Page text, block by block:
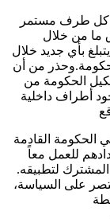
كل طرف مستمر
ما من خلال
بأي جديد خلال
من أن
الحكومة من
أطراف داخلية
الحكومة القادمة
للعمل معاً
لتطبيقه.
على السياسة،